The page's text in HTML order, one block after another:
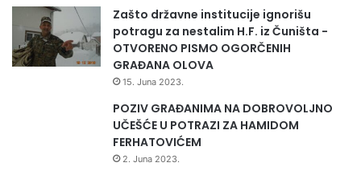
Zašto državne institucije ignorišu
potragu za nestalim H.F. iz Čuništa -
OTVORENO PISMO OGORČENIH
GRAĐANA OLOVA
15. Juna 2023.
POZIV GRAĐANIMA NA DOBROVOLJNO
UČEŠĆE U POTRAZI ZA HAMIDOM
FERHATOVIĆEM
2. Juna 2023.